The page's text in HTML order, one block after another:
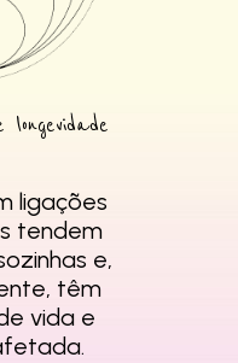
ligações
tendem
e,
têm
vida e